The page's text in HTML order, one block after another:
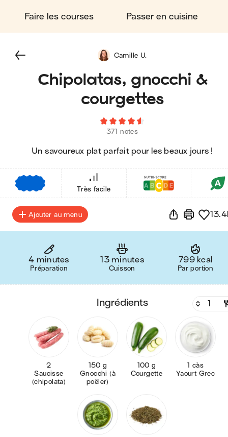
Faire les courses Passer en cuisine
Chipolatas, gnocchi &
courgettes
371 notes
Un savoureux plat parfait pour les beaux jours !
Camille U.
Très facile
Ajouter au menu
4 minutes
Préparation
13 minutes
Cuisson
799 kcal
Par portion
ingrédients
2
Saucisse
(chipolata)
150 g
Gnocchi (à
poêler)
100 g
Courgette
1 càs
Yaourt Grec